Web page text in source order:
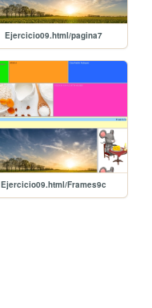
Ejercicio09.html/pagina7
Ejercicio09.html/Frames9c